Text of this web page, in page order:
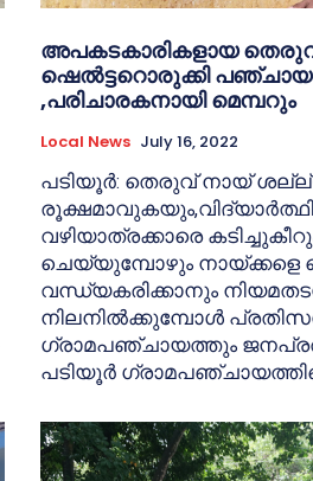
അപകടകാരികളായ
ഷെല്‍ട്ടറൊരുക്കി
,പരിചാരകനായി മെമ്പറും
Local News July 16, 2022
പടിയൂര്‍: തെരുവ് നായ്
വഴിയാത്രക്കാരെ
ചെയ്യുമ്പോഴും
വന്ധ്യകരിക്കാനും
നിലനില്‍ക്കുമ്പോള്‍
ഗ്രാമപഞ്ചായത്തും
പടിയൂര്‍